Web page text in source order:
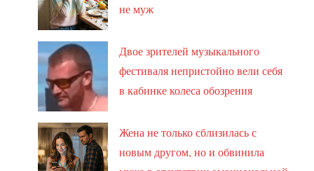
не муж
Двое зрителей музыкального
фестиваля непристойно вели себя
в кабинке колеса обозрения
Жена не только сблизилась с
новым другом, но и обвинила